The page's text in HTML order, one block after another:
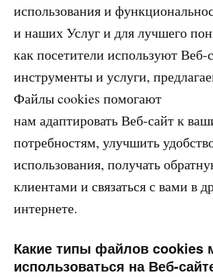
использования и
и наших Услуг и для лучшего
как посетители используют Веб-
инструменты и услуги,
Файлы cookies помогают
нам адаптировать Веб-сайт к
потребностям, улучшить
использования, получать
клиентами и связаться с вами в
интернете.
Какие типы файлов cookies
использоваться на Веб-